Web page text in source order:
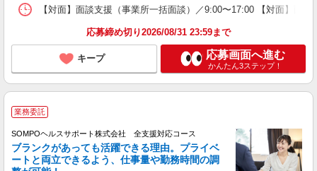
【対面】面談支援（事業所一括面談）／9:00〜17:00 【対面】面
応募締め切り2026/08/31 23:59まで
キープ 応募画面へ進む
かんたん3ステップ！
業務委託
SOMPOヘルスサポート株式会社 全支援対応コース
ブランクがあっても活躍できる理由。プライベ
ートと両立できるよう、仕事量や勤務時間の調